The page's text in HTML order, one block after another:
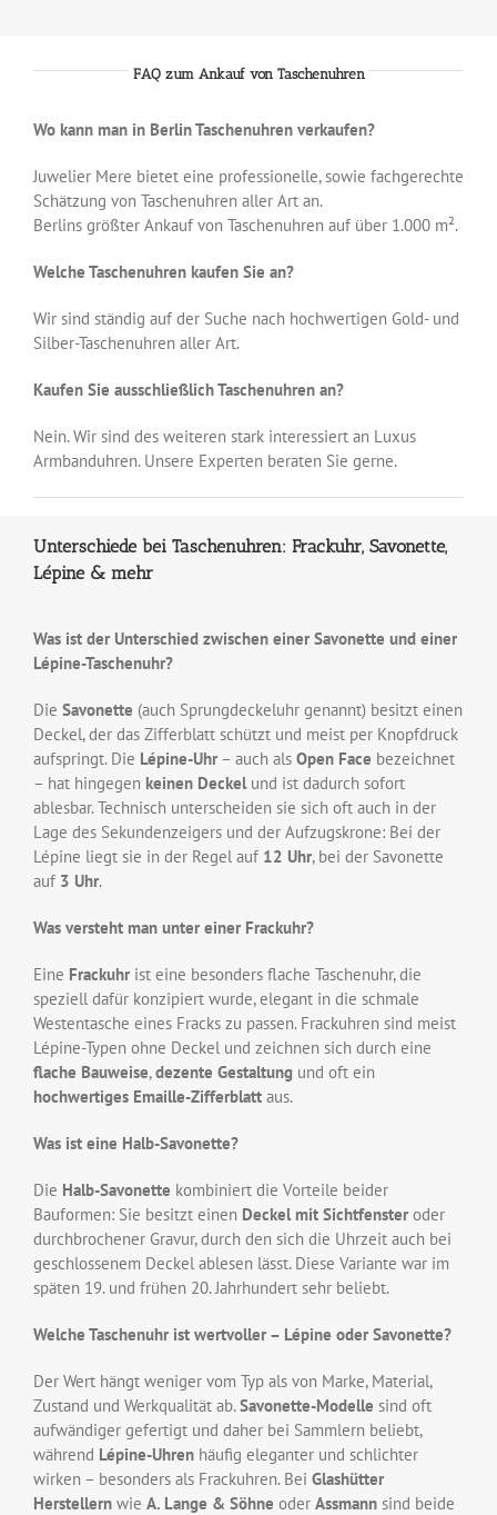
FAQ zum Ankauf von Taschenuhren
Wo kann man in Berlin Taschenuhren verkaufen?
Juwelier Mere bietet eine professionelle, sowie fachgerechte
Schätzung von Taschenuhren aller Art an.
Berlins größter Ankauf von Taschenuhren auf über 1.000 m².
Welche Taschenuhren kaufen Sie an?
Wir sind ständig auf der Suche nach hochwertigen Gold- und
Silber-Taschenuhren aller Art.
Kaufen Sie ausschließlich Taschenuhren an?
Nein. Wir sind des weiteren stark interessiert an Luxus
Armbanduhren. Unsere Experten beraten Sie gerne.
Unterschiede bei Taschenuhren: Frackuhr, Savonette,
Lépine & mehr
Was ist der Unterschied zwischen einer Savonette und einer
Lépine-Taschenuhr?
Die Savonette (auch Sprungdeckeluhr genannt) besitzt einen
Deckel, der das Zifferblatt schützt und meist per Knopfdruck
aufspringt. Die Lépine-Uhr– auch als Open Face bezeichnet
– hat hingegen keinen Deckelund ist dadurch sofort
ablesbar. Technisch unterscheiden sie sich oft auch in der
Lage des Sekundenzeigers und der Aufzugskrone: Bei der
Lépine liegt sie in der Regel auf 12 Uhr, bei der Savonette
auf 3 Uhr.
Was versteht man unter einer Frackuhr?
Eine Frackuhrist eine besonders flache Taschenuhr, die
speziell dafür konzipiert wurde, elegant in die schmale
Westentasche eines Fracks zu passen. Frackuhren sind meist
Lépine-Typen ohne Deckel und zeichnen sich durch eine
flache Bauweise,dezente Gestaltungund oft ein
hochwertiges Emaille-Zifferblattaus.
Was ist eine Halb-Savonette?
Die Halb-Savonette kombiniert die Vorteile beider
Bauformen: Sie besitzt einen Deckel mit Sichtfensteroder
durchbrochener Gravur, durch den sich die Uhrzeit auch bei
geschlossenem Deckel ablesen lässt. Diese Variante war im
späten 19. und frühen 20. Jahrhundert sehr beliebt.
Welche Taschenuhr ist wertvoller – Lépine oder Savonette?
Der Wert hängt weniger vom Typ als von Marke, Material,
Zustand und Werkqualität ab.Savonette-Modelle sind oft
aufwändiger gefertigt und daher bei Sammlern beliebt,
während Lépine-Uhrenhäufig eleganter und schlichter
wirken – besonders als Frackuhren. Bei Glashütter
Herstellernwie A. Lange & Söhne oder Assmannsind beide